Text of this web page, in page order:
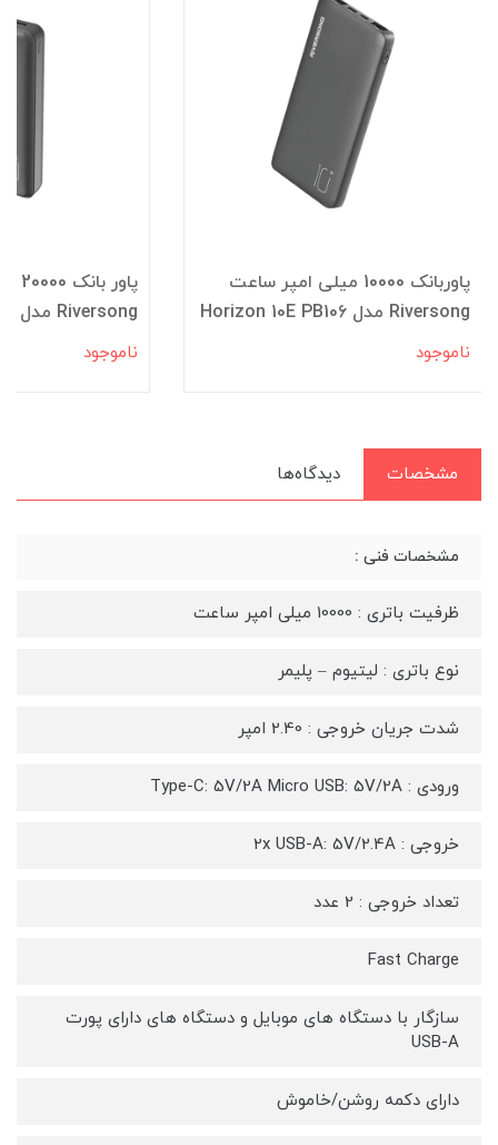
پاوربانک 10000 میلی امپر ساعت
Riversong مدل Horizon 10E PB106
ناموجود
Riversong مدل VISION 20SE PB80
ناموجود
مشخصات دیدگاه‌ها
مشخصات فنی :
ظرفیت باتری : 10000 میلی امپر ساعت
نوع باتری : لیتیوم – پلیمر
شدت جریان خروجی : 2.40 امپر
ورودی : Type-C: 5V/2A Micro USB: 5V/2A
خروجی : 2x USB-A: 5V/2.4A
تعداد خروجی : 2 عدد
Fast Charge
سازگار با دستگاه های موبایل و دستگاه های دارای پورت
USB-A
دارای دکمه روشن/خاموش